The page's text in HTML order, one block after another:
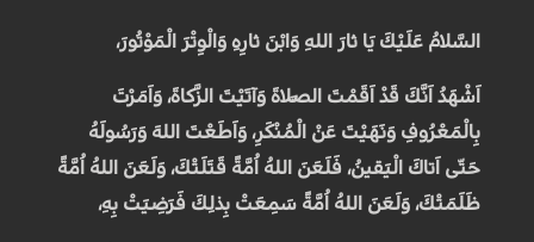
السَّلامُ عَلَيْكَ يَا ثارَ اللهِ وَابْنَ ثارِهِ وَالْوِتْرَ الْمَوْتُورَ،
اَشْهَدُ اَنَّكَ قَدْ اَقَمْتَ الصَّلاةَ وَآتَيْتَ الزَّكاةَ، وَاَمَرْتَ
بِالْمَعْرُوفِ وَنَهَيْتَ عَنْ الْمُنْكَرِ، وَاَطَعْتَ اللهَ وَرَسُولَهُ
حَتّى اَتاكَ الْيَقينُ، فَلَعَنَ اللهُ اُمَّةً قَتَلَتْكَ، وَلَعَنَ اللهُ اُمَّةً
ظَلَمَتْكَ، وَلَعَنَ اللهُ اُمَّةً سَمِعَتْ بِذلِكَ فَرَضِيَتْ بِهِ،